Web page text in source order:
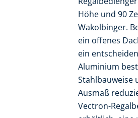
Höhe und 90
Wakolbinger.
ein offenes
ein
Aluminium
Stahlbauweise
Ausmaß
Vectron-